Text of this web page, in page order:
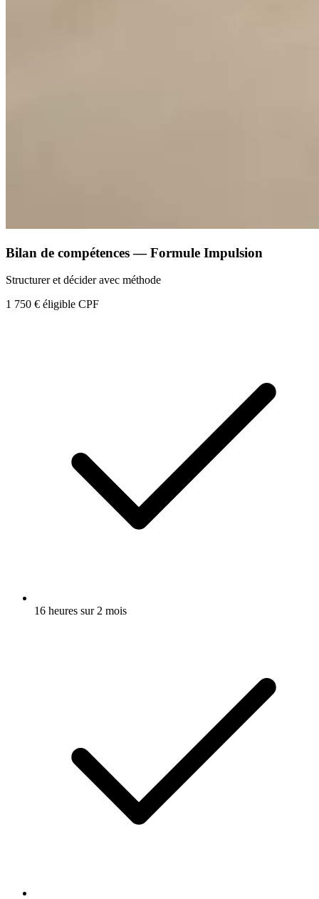
Bilan de compétences — Formule Impulsion
Structurer et décider avec méthode
1 750 € éligible CPF
16 heures sur 2 mois